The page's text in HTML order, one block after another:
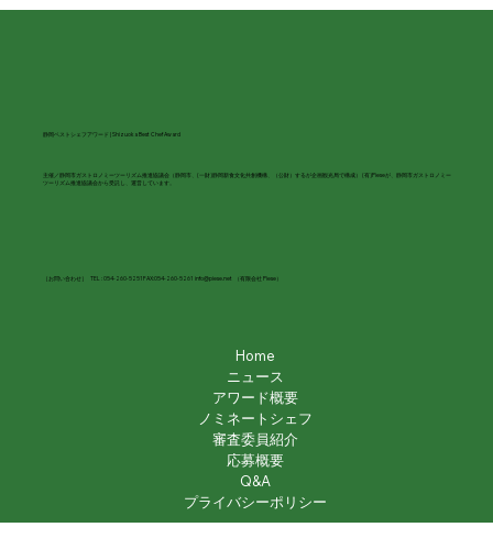
主催／静岡市ガストロノミーツーリズム推進協議会（静岡市、(一財)静岡新食文化共創機構、（公財）するが企画観光局で構成） (有)Pieseが、静岡市ガストロノミー
ツーリズム推進協議会から受託し、運営しています。
静岡ベストシェフアワード | Shizuoka Best Chef Award
［お問い合わせ］ TEL : 054-260-5251 FAX:054-260-5261info@piese.net （有限会社 Piese）
Home
ニュース
アワード概要
ノミネートシェフ
審査委員紹介
応募概要
Q&A
プライバシーポリシー